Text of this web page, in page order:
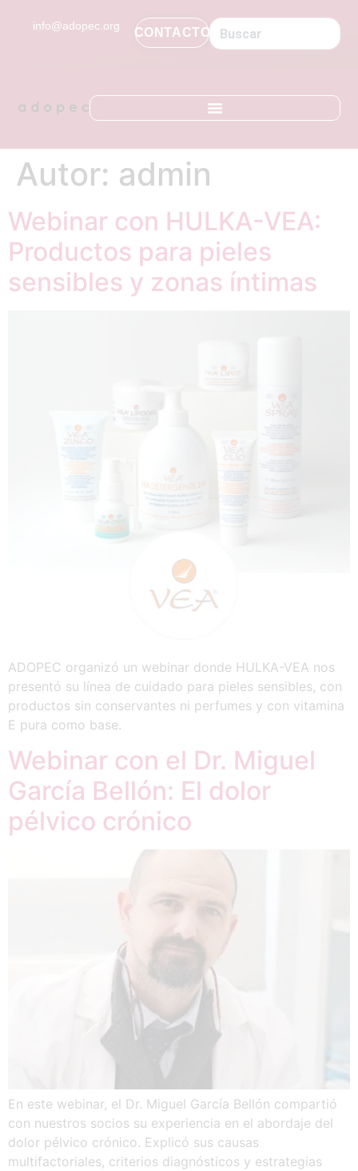
info@adopec.org CONTACTO
Autor: admin
Webinar con HULKA-VEA:
Productos para pieles
sensibles y zonas íntimas
ADOPEC organizó un webinar donde HULKA-VEA nos
presentó su línea de cuidado para pieles sensibles, con
productos sin conservantes ni perfumes y con vitamina
E pura como base.
Webinar con el Dr. Miguel
García Bellón: El dolor
pélvico crónico
En este webinar, el Dr. Miguel García Bellón compartió
con nuestros socios su experiencia en el abordaje del
dolor pélvico crónico. Explicó sus causas
multifactoriales, criterios diagnósticos y estrategias